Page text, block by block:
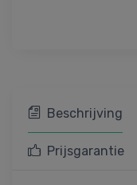
Beschrijving
Prijsgarantie